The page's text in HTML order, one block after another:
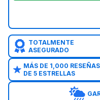
TOTALMENTE
ASEGURADO
MÁS DE 1,000 RESEÑAS
DE 5 ESTRELLAS